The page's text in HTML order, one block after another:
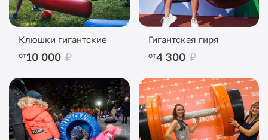
Клюшки гигантские
от10 000 ₽
Гигантская гиря
от4 300 ₽